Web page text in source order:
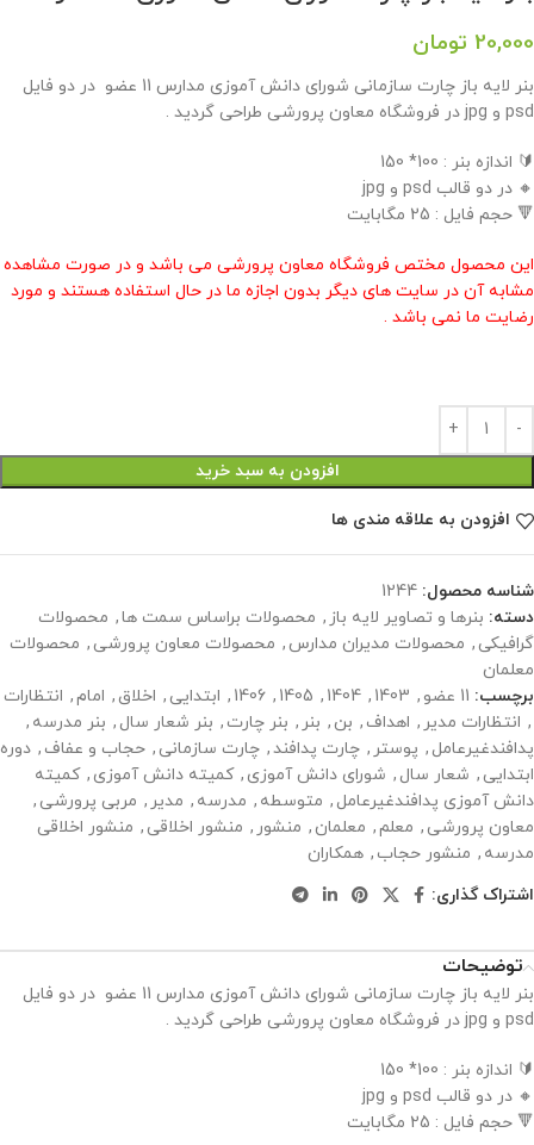
20,000 تومان
بنر لایه باز چارت سازمانی شورای دانش آموزی مدارس 11 عضو در دو فایل
psd و jpg در فروشگاه معاون پرورشی طراحی گردید .
🔰 اندازه بنر : 100* 150
🔸 در دو قالب psd و jpg
🔻 حجم فایل : 25 مگابایت
این محصول مختص فروشگاه معاون پرورشی می باشد و در صورت مشاهده
مشابه آن در سایت های دیگر بدون اجازه ما در حال استفاده هستند و مورد
رضایت ما نمی باشد .
افزودن به سبد خرید
افزودن به علاقه مندی ها
شناسه محصول: 1244
دسته: بنرها و تصاویر لایه باز , محصولات براساس سمت ها, محصولات
گرافیکی , محصولات مدیران مدارس , محصولات معاون پرورشی , محصولات
معلمان
برچسب: 11 عضو ,
1403
,
1404
,
1405
,
1406
, ابتدایی , اخلاق, امام, انتظارات
, انتظارات مدیر , اهداف , بن , بنر , بنر چارت , بنر شعار سال , بنر مدرسه ,
پدافندغیرعامل , پوستر , چارت پدافند, چارت سازمانی , حجاب و عفاف , دوره
ابتدایی , شعار سال , شورای دانش آموزی , کمیته دانش آموزی , کمیته
دانش آموزی پدافندغیرعامل , متوسطه , مدرسه , مدیر , مربی پرورشی ,
معاون پرورشی , معلم, معلمان , منشور , منشور اخلاقی , منشور اخلاقی
مدرسه , منشور حجاب , همکاران
اشتراک گذاری:
توضیحات
بنر لایه باز چارت سازمانی شورای دانش آموزی مدارس 11 عضو در دو فایل
psd و jpg در فروشگاه معاون پرورشی طراحی گردید .
🔰 اندازه بنر : 100* 150
🔸 در دو قالب psd و jpg
🔻 حجم فایل : 25 مگابایت